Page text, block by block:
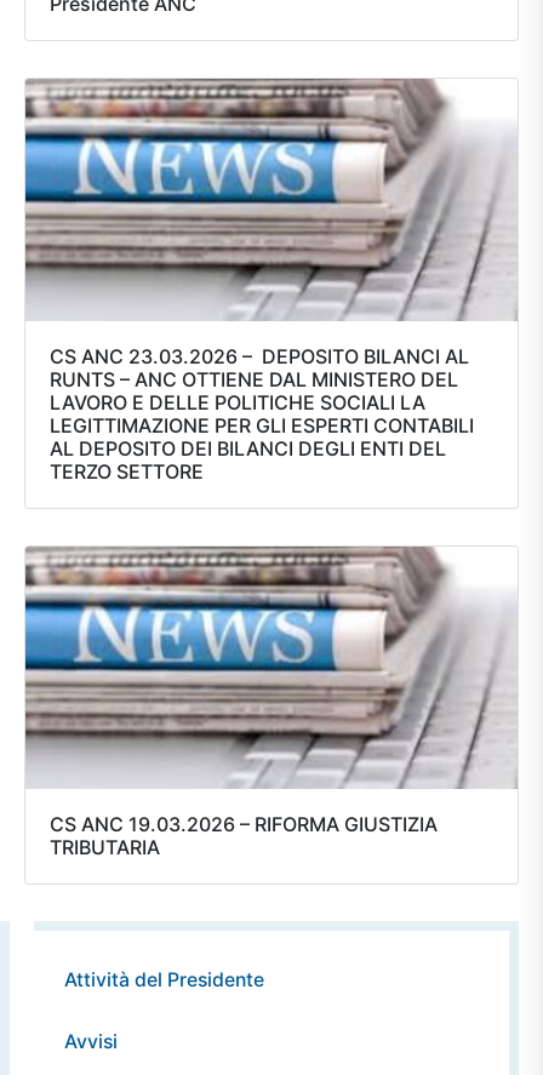
CS ANC 23.03.2026 – DEPOSITO BILANCI AL
RUNTS – ANC OTTIENE DAL MINISTERO DEL
LAVORO E DELLE POLITICHE SOCIALI LA
LEGITTIMAZIONE PER GLI ESPERTI CONTABILI
AL DEPOSITO DEI BILANCI DEGLI ENTI DEL
TERZO SETTORE
CS ANC 19.03.2026 – RIFORMA GIUSTIZIA
TRIBUTARIA
Attività del Presidente
Avvisi